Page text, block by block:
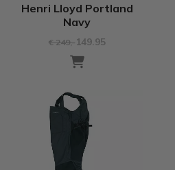
Henri Lloyd Portland
Navy
€ 249,- 149.95